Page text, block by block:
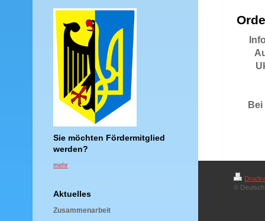
Sie möchten Fördermitglied
werden?
mehr
Aktuelles
Zusammenarbeit
Bei
© Deutsch